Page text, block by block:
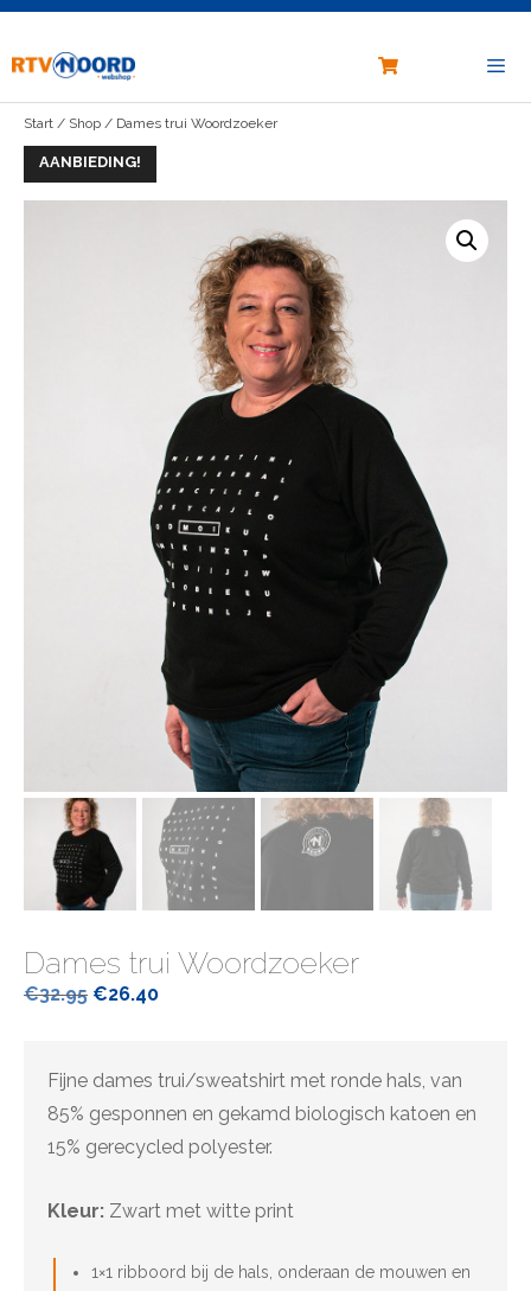
naar
inhoud
Start / Shop / Dames trui Woordzoeker
AANBIEDING!
Dames trui Woordzoeker
€32.95 Oorspronkelijke
€32.95.
€26.40Huidige
€26.40.
Fijne dames trui/sweatshirt met ronde hals, van
85% gesponnen en gekamd biologisch katoen en
15% gerecycled polyester.
Kleur: Zwart met witte print
1×1 ribboord bij de hals, onderaan de mouwen en